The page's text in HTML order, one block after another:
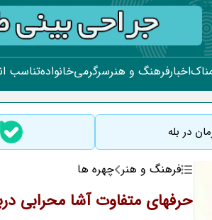
اخبارفرهنگ و هنرسرگرمیخانوادهتناسب
در بله
فرهنگ و هنر چهره ها
حرفهای متفاوت آشا محرابی